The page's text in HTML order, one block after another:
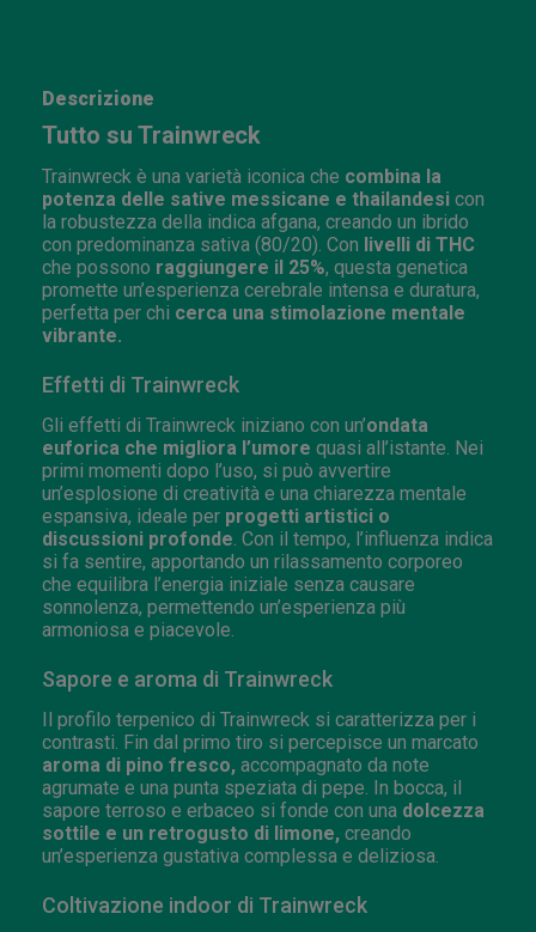
Descrizione
Tutto su Trainwreck
Trainwreck è una varietà iconica che combina la
potenza delle sative messicane e thailandesi con
la robustezza della indica afgana, creando un ibrido
con predominanza sativa (80/20). Con livelli di THC
che possono raggiungere il 25%, questa genetica
promette un’esperienza cerebrale intensa e duratura,
perfetta per chi cerca una stimolazione mentale
vibrante.
Effetti di Trainwreck
Gli effetti di Trainwreck iniziano con un’ondata
euforica che migliora l’umore quasi all’istante. Nei
primi momenti dopo l’uso, si può avvertire
un’esplosione di creatività e una chiarezza mentale
espansiva, ideale per progetti artistici o
discussioni profonde . Con il tempo, l’influenza indica
si fa sentire, apportando un rilassamento corporeo
che equilibra l’energia iniziale senza causare
sonnolenza, permettendo un’esperienza più
armoniosa e piacevole.
Sapore e aroma di Trainwreck
Il profilo terpenico di Trainwreck si caratterizza per i
contrasti. Fin dal primo tiro si percepisce un marcato
aroma di pino fresco, accompagnato da note
agrumate e una punta speziata di pepe. In bocca, il
sapore terroso e erbaceo si fonde con una dolcezza
sottile e un retrogusto di limone, creando
un’esperienza gustativa complessa e deliziosa.
Coltivazione indoor di Trainwreck